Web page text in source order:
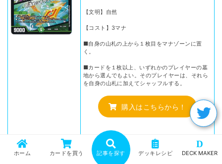
【文明】自然
【コスト】3マナ
■自身の山札の上から１枚目をマナゾーンに置
く。
■カードを１枚以上、いずれかのプレイヤーの墓
地から選んでもよい。そのプレイヤーは、それら
を自身の山札に加えてシャッフルする。
購入はこちらから！
前述したとおり、【黒緑ドラガンループ】は墓地リセット
ホーム カードを買う 記事を探す デッキレシピ
D
DECK MAKER